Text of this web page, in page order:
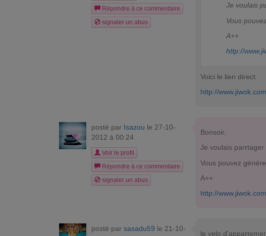
Répondre à ce commentaire
signaler un abus
Je voulais
Vous
A++
http://
Voici le lien direct
http://
posté par Isazou le 27-10-
2012 à 00:24
Voir le profil
Répondre à ce commentaire
signaler un abus
Bonsoir,
Je voulais
Vous pouvez
A++
http://
posté par sasadu59 le 21-10-
le velo